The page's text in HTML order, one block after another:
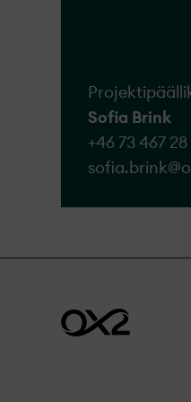
Sofia Brink
+46 73 467 28